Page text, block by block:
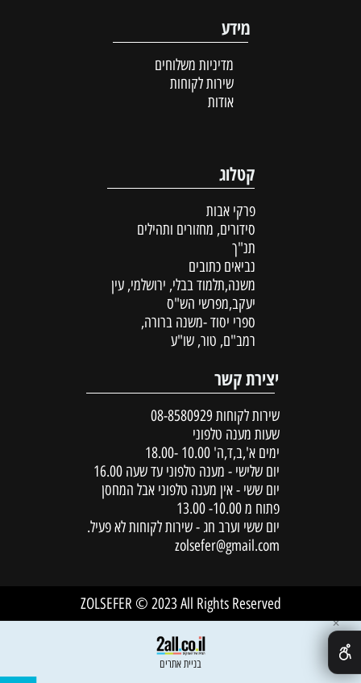
מידע
מדיניות משלוחים
שירות לקוחות
אודות
קטלוג
פרקי אבות
סידורים, מחזורים ותהילים
תנ"ך
נביאים כתובים
משנה,תלמוד בבלי, ירושלמי, עין
יעקב,מפרשי הש"ס
ספרי יסוד -משנה ברורה,
רמב"ם, טור, שו"ע
יצירת קשר
שירות לקוחות 08-8580929
שעות מענה טלפוני
ימים א',ב,ד,ה' 10.00 -18.00
יום שלישי - מענה טלפוני עד שעה 16.00
יום ששי - אין מענה טלפוני אבל המחסן
פתוח מ 10.00- 13.00
יום ששי וערב חג - שירות לקוחות לא פעיל.
zolsefer@gmail.com
ZOLSEFER © 2023 All Rights Reserved
בניית אתרים
✕